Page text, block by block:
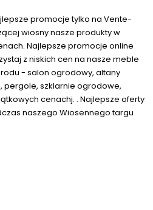
promocje tylko na Vente-
wiosny nasze produkty w
Najlepsze promocje online
z niskich cen na nasze meble
- salon ogrodowy, altany
pergole, szklarnie ogrodowe,
cenachj. . Najlepsze oferty
naszego Wiosennego targu